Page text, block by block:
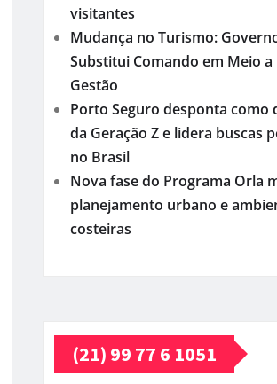
visitantes
Mudança no Turismo:
Substitui Comando em Meio a
Gestão
Porto Seguro desponta
da Geração Z e lidera buscas
no Brasil
Nova fase do Programa Orla
planejamento urbano e
costeiras
(21) 99 77 6 1051